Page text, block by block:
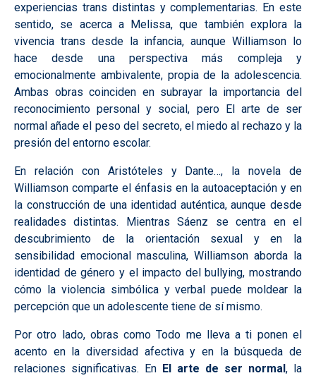
experiencias trans distintas y complementarias. En este
sentido, se acerca a Melissa, que también explora la
vivencia trans desde la infancia, aunque Williamson lo
hace desde una perspectiva más compleja y
emocionalmente ambivalente, propia de la adolescencia.
Ambas obras coinciden en subrayar la importancia del
reconocimiento personal y social, pero El arte de ser
normal añade el peso del secreto, el miedo al rechazo y la
presión del entorno escolar.
En relación con Aristóteles y Dante…, la novela de
Williamson comparte el énfasis en la autoaceptación y en
la construcción de una identidad auténtica, aunque desde
realidades distintas. Mientras Sáenz se centra en el
descubrimiento de la orientación sexual y en la
sensibilidad emocional masculina, Williamson aborda la
identidad de género y el impacto del bullying, mostrando
cómo la violencia simbólica y verbal puede moldear la
percepción que un adolescente tiene de sí mismo.
Por otro lado, obras como Todo me lleva a ti ponen el
acento en la diversidad afectiva y en la búsqueda de
relaciones significativas. En El arte de ser normal , la